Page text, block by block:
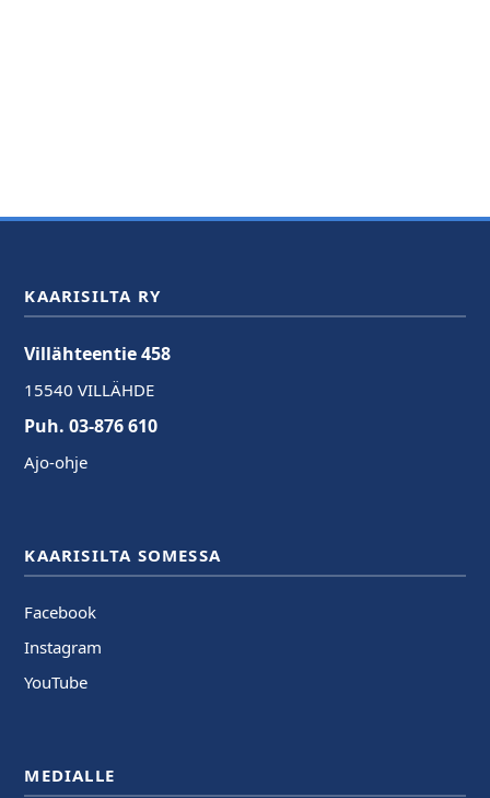
KAARISILTA RY
Villähteentie 458
15540 VILLÄHDE
Puh. 03-876 610
Ajo-ohje
KAARISILTA SOMESSA
Facebook
Instagram
YouTube
MEDIALLE